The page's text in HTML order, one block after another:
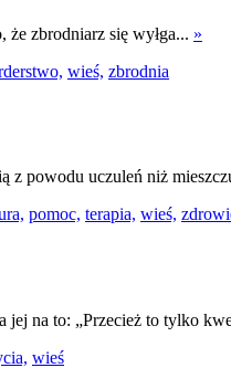
że zbrodniarz się wyłga... »
wieś, zbrodnia
z powodu uczuleń niż
pomoc, terapia, wieś,
jej na to: „Przecież to tylko
wieś